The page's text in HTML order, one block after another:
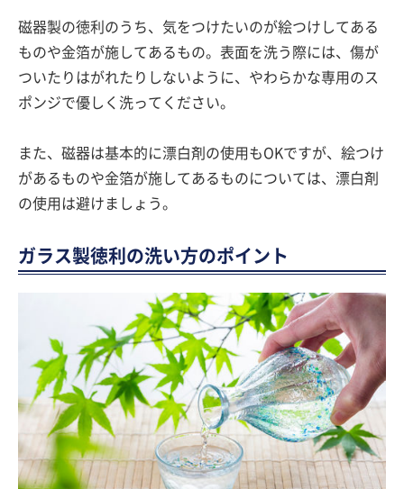
磁器製の徳利のうち、気をつけたいのが絵つけしてある
ものや金箔が施してあるもの。表面を洗う際には、傷が
ついたりはがれたりしないように、やわらかな専用のス
ポンジで優しく洗ってください。
また、磁器は基本的に漂白剤の使用もOKですが、絵つけ
があるものや金箔が施してあるものについては、漂白剤
の使用は避けましょう。
ガラス製徳利の洗い方のポイント